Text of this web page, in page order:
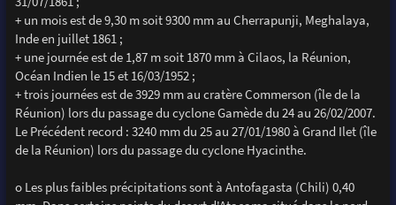
+ un mois est de 9,30 m soit 9300 mm au Cherrapunji, Meghalaya,
Inde en juillet 1861 ;
+ une journée est de 1,87 m soit 1870 mm à Cilaos, la Réunion,
Océan Indien le 15 et 16/03/1952 ;
+ trois journées est de 3929 mm au cratère Commerson (île de la
Réunion) lors du passage du cyclone Gamède du 24 au 26/02/2007.
Le Précédent record : 3240 mm du 25 au 27/01/1980 à Grand Ilet (île
de la Réunion) lors du passage du cyclone Hyacinthe.
o Les plus faibles précipitations sont à Antofagasta (Chili) 0,40